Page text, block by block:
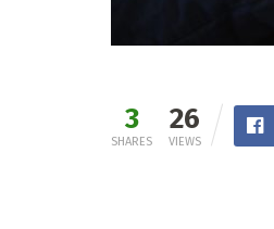
3
SHARES
26
VIEWS